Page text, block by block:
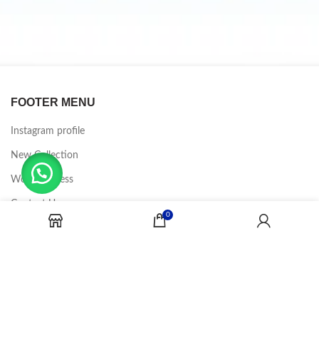
FOOTER MENU
Instagram profile
New Collection
Woman Dress
Contact Us
Latest News
0